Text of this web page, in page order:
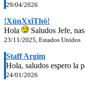
29/04/2026
!XünXxîThö!
Hola
Saludos Jefe,
23/11/2025, Estados Unidos
Staff Argim
Hola, saludos espero la
24/01/2026